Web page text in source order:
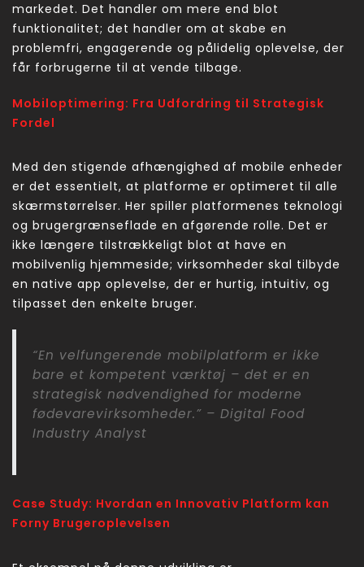
markedet. Det handler om mere end blot
funktionalitet; det handler om at skabe en
problemfri, engagerende og pålidelig oplevelse, der
får forbrugerne til at vende tilbage.
Mobiloptimering: Fra Udfordring til Strategisk
Fordel
Med den stigende afhængighed af mobile enheder
er det essentielt, at platforme er optimeret til alle
skærmstørrelser. Her spiller platformenes teknologi
og brugergrænseflade en afgørende rolle. Det er
ikke længere tilstrækkeligt blot at have en
mobilvenlig hjemmeside; virksomheder skal tilbyde
en native app oplevelse, der er hurtig, intuitiv, og
tilpasset den enkelte bruger.
“En velfungerende mobilplatform er ikke
bare et kompetent værktøj – det er en
strategisk nødvendighed for moderne
fødevarevirksomheder.” – Digital Food
Industry Analyst
Case Study: Hvordan en Innovativ Platform kan
Forny Brugeroplevelsen